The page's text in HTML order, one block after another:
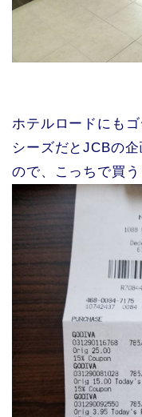
ホテルロードにも
シーズだとJCBの
ので、こっちで買